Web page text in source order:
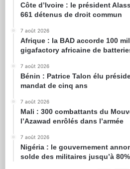
Côte d’Ivoire : le président
661 détenus de droit commun
7 août 2026
Afrique : la BAD accorde 100
gigafactory africaine de
7 août 2026
Bénin : Patrice Talon élu
mandat de cinq ans
7 août 2026
Mali : 300 combattants du
l’Azawad enrôlés dans l’armée
7 août 2026
Nigéria : le gouvernement
solde des militaires jusqu’à 80%